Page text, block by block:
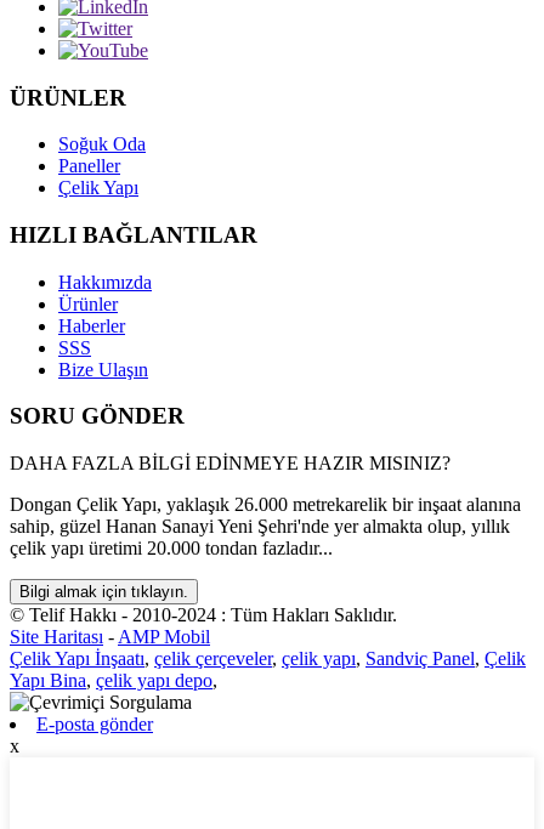
ÜRÜNLER
Soğuk Oda
Paneller
Çelik Yapı
HIZLI BAĞLANTILAR
Hakkımızda
Ürünler
Haberler
SSS
Bize Ulaşın
SORU GÖNDER
DAHA FAZLA BİLGİ EDİNMEYE HAZIR MISINIZ?
Dongan Çelik Yapı, yaklaşık 26.000 metrekarelik bir inşaat alanına
sahip, güzel Hanan Sanayi Yeni Şehri'nde yer almakta olup, yıllık
çelik yapı üretimi 20.000 tondan fazladır...
Bilgi almak için tıklayın.
© Telif Hakkı - 2010-2024 : Tüm Hakları Saklıdır.
Site Haritası - AMP Mobil
Çelik Yapı İnşaatı, çelik çerçeveler, çelik yapı, Sandviç Panel, Çelik
Yapı Bina, çelik yapı depo,
E-posta gönder
x